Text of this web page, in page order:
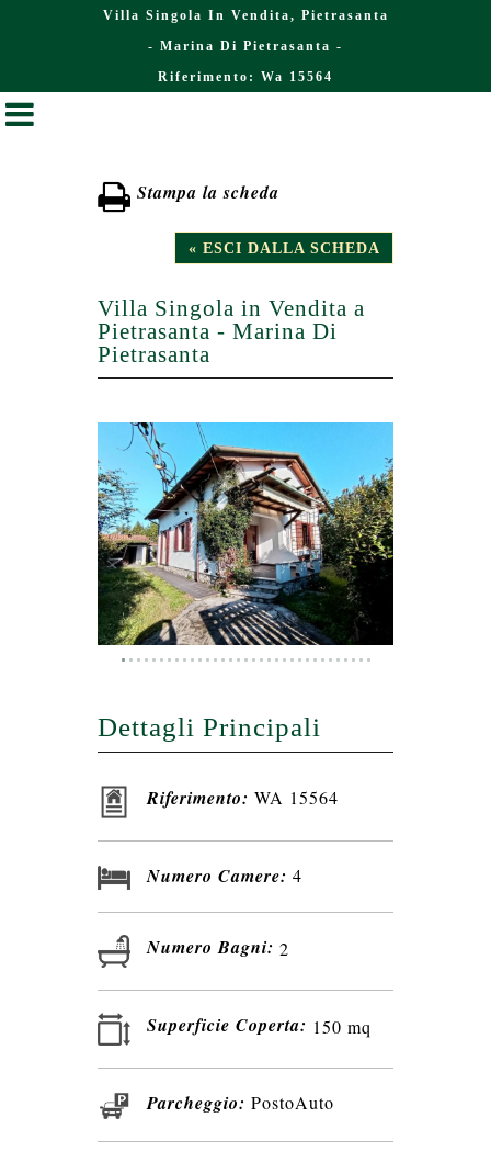
Villa Singola In Vendita, Pietrasanta
- Marina Di Pietrasanta -
Riferimento: Wa 15564
Stampa la scheda
« ESCI DALLA SCHEDA
Villa Singola in Vendita a
Pietrasanta - Marina Di
Pietrasanta
Dettagli Principali
Riferimento: WA 15564
Numero Camere: 4
Numero Bagni: 2
Superficie Coperta: 150 mq
Parcheggio: PostoAuto